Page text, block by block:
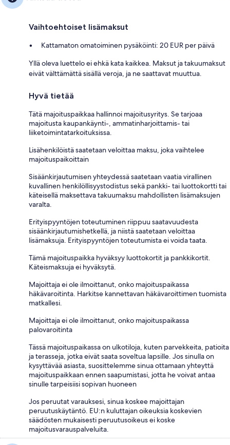
Vaihtoehtoiset lisämaksut
Kattamaton omatoiminen pysäköinti: 20 EUR per päivä
Yllä oleva luettelo ei ehkä kata kaikkea. Maksut ja takuumaksut
eivät välttämättä sisällä veroja, ja ne saattavat muuttua.
Hyvä tietää
Tätä majoituspaikkaa hallinnoi majoitusyritys. Se tarjoaa
majoitusta kaupankäynti-, ammatinharjoittamis- tai
liiketoimintatarkoituksissa.
Lisähenkilöistä saatetaan veloittaa maksu, joka vaihtelee
majoituspaikoittain
Sisäänkirjautumisen yhteydessä saatetaan vaatia virallinen
kuvallinen henkilöllisyystodistus sekä pankki- tai luottokortti tai
käteisellä maksettava takuumaksu mahdollisten lisämaksujen
varalta.
Erityispyyntöjen toteutuminen riippuu saatavuudesta
sisäänkirjautumishetkellä, ja niistä saatetaan veloittaa
lisämaksuja. Erityispyyntöjen toteutumista ei voida taata.
Tämä majoituspaikka hyväksyy luottokortit ja pankkikortit.
Käteismaksuja ei hyväksytä.
Majoittaja ei ole ilmoittanut, onko majoituspaikassa
häkävaroitinta. Harkitse kannettavan häkävaroittimen tuomista
matkallesi.
Majoittaja ei ole ilmoittanut, onko majoituspaikassa
palovaroitinta
Tässä majoituspaikassa on ulkotiloja, kuten parvekkeita, patioita
ja terasseja, jotka eivät saata soveltua lapsille. Jos sinulla on
kysyttävää asiasta, suosittelemme sinua ottamaan yhteyttä
majoituspaikkaan ennen saapumistasi, jotta he voivat antaa
sinulle tarpeisiisi sopivan huoneen
Jos peruutat varauksesi, sinua koskee majoittajan
peruutuskäytäntö. EU:n kuluttajan oikeuksia koskevien
säädösten mukaisesti peruutusoikeus ei koske
majoitusvarauspalveluita.